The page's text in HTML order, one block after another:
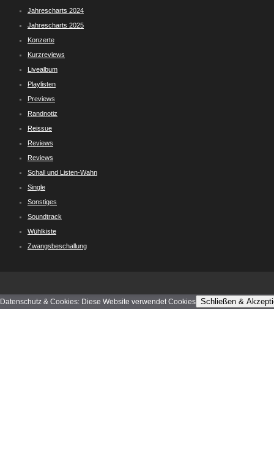
Jahrescharts 2024
Jahrescharts 2025
Konzerte
Kurzreviews
Livealbum
Playlisten
Previews
Randnotiz
Reissue
Reviews
Reviews
Schall und Listen-Wahn
Single
Sonstiges
Soundtrack
Wühlkiste
Zwangsbeschallung
Datenschutz & Cookies: Diese Website verwendet Cookies Schließen &